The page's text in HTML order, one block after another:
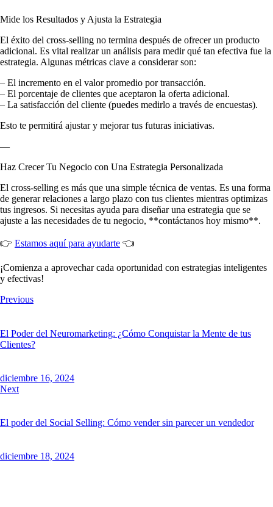
Mide los Resultados y Ajusta la Estrategia
El éxito del cross-selling no termina después de ofrecer un producto
adicional. Es vital realizar un análisis para medir qué tan efectiva fue la
estrategia. Algunas métricas clave a considerar son:
– El incremento en el valor promedio por transacción.
– El porcentaje de clientes que aceptaron la oferta adicional.
– La satisfacción del cliente (puedes medirlo a través de encuestas).
Esto te permitirá ajustar y mejorar tus futuras iniciativas.
—
Haz Crecer Tu Negocio con Una Estrategia Personalizada
El cross-selling es más que una simple técnica de ventas. Es una forma
de generar relaciones a largo plazo con tus clientes mientras optimizas
tus ingresos. Si necesitas ayuda para diseñar una estrategia que se
ajuste a las necesidades de tu negocio, **contáctanos hoy mismo**.
👉 Estamos aquí para ayudarte 👈
¡Comienza a aprovechar cada oportunidad con estrategias inteligentes
y efectivas!
Previous
El Poder del Neuromarketing: ¿Cómo Conquistar la Mente de tus
Clientes?
diciembre 16, 2024
Next
El poder del Social Selling: Cómo vender sin parecer un vendedor
diciembre 18, 2024